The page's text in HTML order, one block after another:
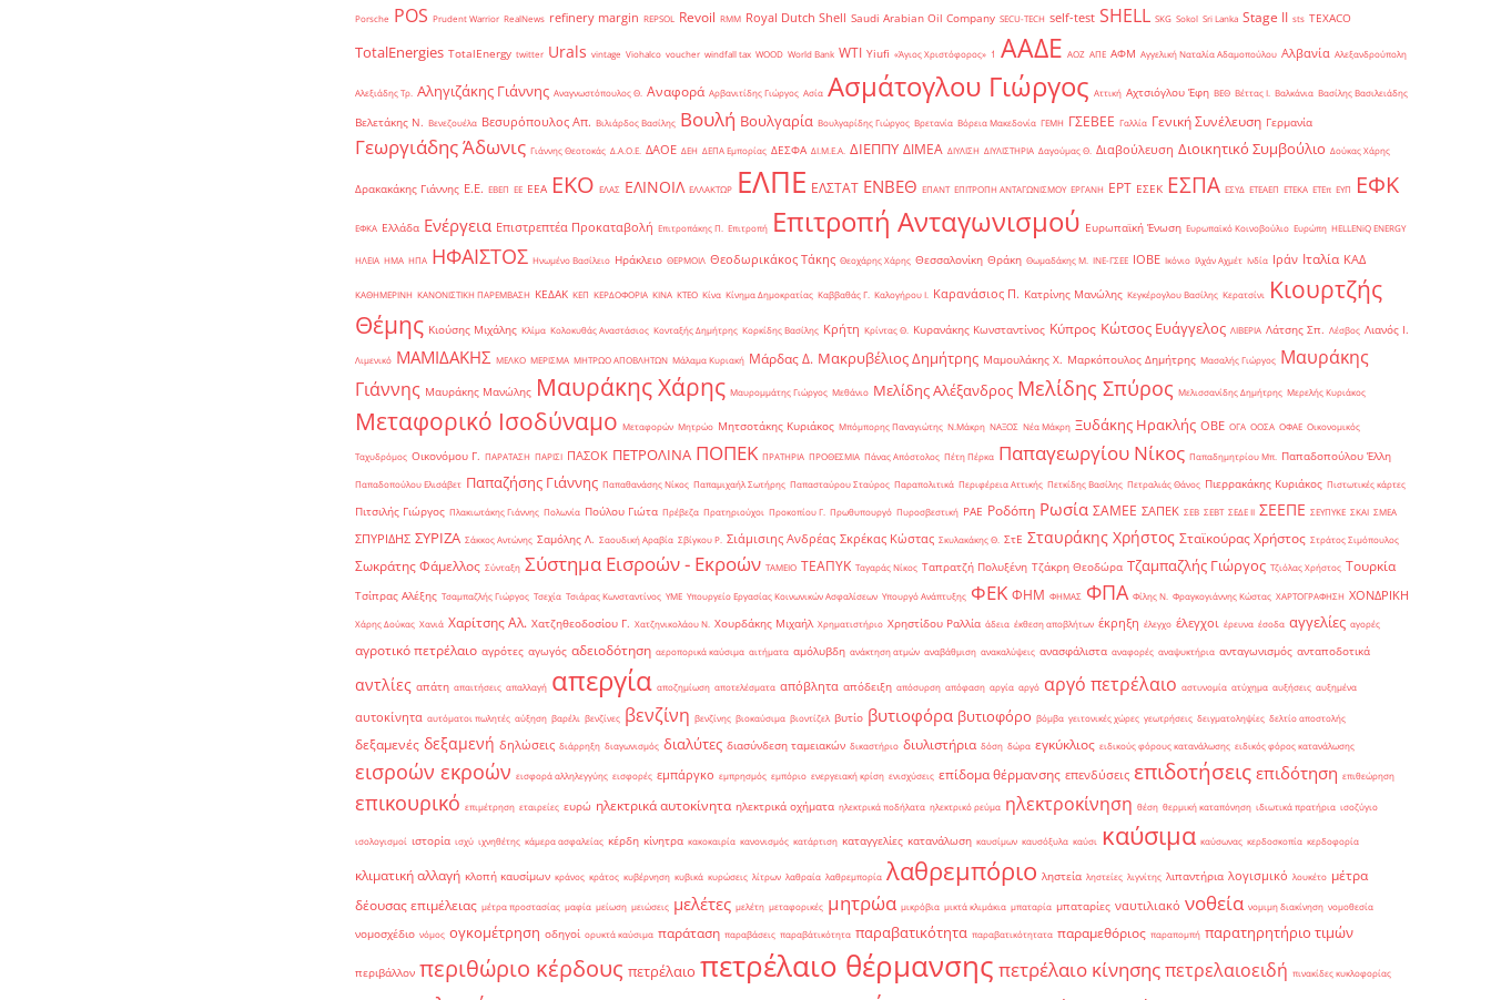
Porsche POS Prudent Warrior RealNews refinery margin REPSOL Revoil RMM Royal Dutch Shell Saudi Arabian Oil Company SECU-TECH self-test SHELL SKG Sokol Sri Lanka Stage II sts TEXACO
TotalEnergies TotalEnergy twitter Urals vintage Viohalco voucher windfall tax WOOD World Bank WTI Yiufi «Άγιος Χριστόφορος» ΄1 ΑΑΔΕ ΑΟΖ ΑΠΕ ΑΦΜ Αγγελική Ναταλία Αδαμοπούλου Αλβανία Αλεξανδρούπολη
Αλεξιάδης Τρ. Αληγιζάκης Γιάννης Αναγνωστόπουλος Θ. Αναφορά Αρβανιτίδης Γιώργος Ασία Ασμάτογλου Γιώργος Αττική Αχτσιόγλου Έφη ΒΕΘ Βέττας Ι. Βαλκάνια Βασίλης Βασιλειάδης
Βελετάκης Ν. Βενεζουέλα Βεσυρόπουλος Απ. Βιλιάρδος Βασίλης Βουλή Βουλγαρία Βουλγαρίδης Γιώργος Βρετανία Βόρεια Μακεδονία ΓΕΜΗ ΓΣΕΒΕΕ Γαλλία Γενική Συνέλευση Γερμανία
Γεωργιάδης Άδωνις Γιάννης Θεοτοκάς Δ.Α.Ο.Ε. ΔΑΟΕ ΔΕΗ ΔΕΠΑ Εμπορίας ΔΕΣΦΑ ΔΙ.Μ.Ε.Α. ΔΙΕΠΠΥ ΔΙΜΕΑ ΔΙΥΛΙΣΗ ΔΙΥΛΙΣΤΗΡΙΑ Δαγούμας Θ. Διαβούλευση Διοικητικό Συμβούλιο Δούκας Χάρης
Δρακακάκης Γιάννης Ε.Ε. ΕΒΕΠ ΕΕ ΕΕΑ ΕΚΟ ΕΛΑΣ ΕΛΙΝΟΙΛ ΕΛΛΑΚΤΩΡ ΕΛΠΕ ΕΛΣΤΑΤ ΕΝΒΕΘ ΕΠΑΝΤ ΕΠΙΤΡΟΠΗ ΑΝΤΑΓΩΝΙΣΜΟΥ ΕΡΓΑΝΗ ΕΡΤ ΕΣΕΚ ΕΣΠΑ ΕΣΥΔ ΕΤΕΑΕΠ ΕΤΕΚΑ ΕΤΕπ ΕΥΠ ΕΦΚ
ΕΦΚΑ Ελλάδα Ενέργεια Επιστρεπτέα Προκαταβολή Επιτροπάκης Π. Επιτροπή Επιτροπή Ανταγωνισμού Ευρωπαϊκή Ένωση Ευρωπαϊκό Κοινοβούλιο Ευρώπη ΗELLENiQ ENERGY
ΗΛΕΙΑ ΗΜΑ ΗΠΑ ΗΦΑΙΣΤΟΣ Ηνωμένο Βασίλειο Ηράκλειο ΘΕΡΜΟΙΛ Θεοδωρικάκος Τάκης Θεοχάρης Χάρης Θεσσαλονίκη Θράκη Θωμαδάκης Μ. ΙΝΕ-ΓΣΕΕ ΙΟΒΕ Ικόνιο Ιλχάν Αχμέτ Ινδία Ιράν Ιταλία ΚΑΔ
ΚΑΘΗΜΕΡΙΝΗ ΚΑΝΟΝΙΣΤΙΚΗ ΠΑΡΕΜΒΑΣΗ ΚΕΔΑΚ ΚΕΠ ΚΕΡΔΟΦΟΡΙΑ ΚΙΝΑ ΚΤΕΟ Κίνα Κίνημα Δημοκρατίας Καββαθάς Γ. Καλογήρου Ι. Καρανάσιος Π. Κατρίνης Μανώλης Κεγκέρογλου Βασίλης Κερατσίνι
Κιουρτζής
Θέμης Κιούσης Μιχάλης Κλίμα Κολοκυθάς Αναστάσιος Κονταξής Δημήτρης Κορκίδης Βασίλης Κρήτη Κρίντας Θ. Κυρανάκης Κωνσταντίνος Κύπρος Κώτσος Ευάγγελος ΛΙΒΕΡΙΑ Λάτσης Σπ. Λέσβος Λιανός Ι.
Λιμενικό ΜΑΜΙΔΑΚΗΣ ΜΕΛΚΟ ΜΕΡΙΣΜΑ ΜΗΤΡΩΟ ΑΠΟΒΛΗΤΩΝ Μάλαμα Κυριακή Μάρδας Δ. Μακρυβέλιος Δημήτρης Μαμουλάκης Χ. Μαρκόπουλος Δημήτρης Μασαλής Γιώργος Μαυράκης
Γιάννης Μαυράκης Μανώλης Μαυράκης Χάρης Μαυρομμάτης Γιώργος Μεθάνιο Μελίδης Αλέξανδρος Μελίδης Σπύρος Μελισσανίδης Δημήτρης Μερελής Κυριάκος
Μεταφορικό Ισοδύναμο Μεταφορών Μητρώο Μητσοτάκης Κυριάκος Μπόμπορης Παναγιώτης Ν.Μάκρη ΝΑΞΟΣ Νέα Μάκρη Ξυδάκης Ηρακλής ΟΒΕ ΟΓΑ ΟΟΣΑ ΟΦΑΕ Οικονομικός
Ταχυδρόμος Οικονόμου Γ. ΠΑΡΑΤΑΣΗ ΠΑΡΙΣΙ ΠΑΣΟΚ ΠΕΤΡΟΛΙΝΑ ΠΟΠΕΚ ΠΡΑΤΗΡΙΑ ΠΡΟΘΕΣΜΙΑ Πάνας Απόστολος Πέτη Πέρκα Παπαγεωργίου Νίκος Παπαδημητρίου Μπ. Παπαδοπούλου Έλλη
Παπαδοπούλου Ελισάβετ Παπαζήσης Γιάννης Παπαθανάσης Νίκος Παπαμιχαήλ Σωτήρης Παπασταύρου Σταύρος Παραπολιτικά Περιφέρεια Αττικής Πετκίδης Βασίλης Πετραλιάς Θάνος Πιερρακάκης Κυριάκος Πιστωτικές κάρτες
Πιτσιλής Γιώργος Πλακιωτάκης Γιάννης Πολωνία Πούλου Γιώτα Πρέβεζα Πρατηριούχοι Προκοπίου Γ. Πρωθυπουργό Πυροσβεστική ΡΑΕ Ροδόπη Ρωσία ΣΑΜΕΕ ΣΑΠΕΚ ΣΕΒ ΣΕΒΤ ΣΕΔΕ ΙΙ ΣΕΕΠΕ ΣΕΥΠΥΚΕ ΣΚΑΙ ΣΜΕΑ
ΣΠΥΡΙΔΗΣ ΣΥΡΙΖΑ Σάκκος Αντώνης Σαμόλης Λ. Σαουδική Αραβία Σβίγκου Ρ. Σιάμισιης Ανδρέας Σκρέκας Κώστας Σκυλακάκης Θ. ΣτΕ Σταυράκης Χρήστος Σταϊκούρας Χρήστος Στράτος Σιμόπουλος
Σωκράτης Φάμελλος Σύνταξη Σύστημα Εισροών - Εκροών ΤΑΜΕΙΟ ΤΕΑΠΥΚ Ταγαράς Νίκος Ταπρατζή Πολυξένη Τζάκρη Θεοδώρα Τζαμπαζλής Γιώργος Τζιόλας Χρήστος Τουρκία
Τσίπρας Αλέξης Τσαμπαζλής Γιώργος Τσεχία Τσιάρας Κωνσταντίνος ΥΜΕ Υπουργείο Εργασίας Κοινωνικών Ασφαλίσεων Υπουργό Ανάπτυξης ΦΕΚ ΦΗΜ ΦΗΜΑΣ ΦΠΑ Φίλης Ν. Φραγκογιάννης Κώστας ΧΑΡΤΟΓΡΑΦΗΣΗ ΧΟΝΔΡΙΚΗ
Χάρης Δούκας Χανιά Χαρίτσης Αλ. Χατζηθεοδοσίου Γ. Χατζηνικολάου Ν. Χουρδάκης Μιχαήλ Χρηματιστήριο Χρηστίδου Ραλλία άδεια έκθεση αποβλήτων έκρηξη έλεγχο έλεγχοι έρευνα έσοδα αγγελίες αγορές
αγροτικό πετρέλαιο αγρότες αγωγός αδειοδότηση αεροπορικά καύσιμα αιτήματα αμόλυβδη ανάκτηση ατμών αναβάθμιση ανακαλύψεις ανασφάλιστα αναφορές αναψυκτήρια ανταγωνισμός ανταποδοτικά
αντλίες απάτη απαιτήσεις απαλλαγή απεργία αποζημίωση αποτελέσματα απόβλητα απόδειξη απόσυρση απόφαση αργία αργό αργό πετρέλαιο αστυνομία ατύχημα αυξήσεις αυξημένα
αυτοκίνητα αυτόματοι πωλητές αύξηση βαρέλι βενζίνες βενζίνη βενζίνης βιοκαύσιμα βιοντίζελ βυτίο βυτιοφόρα βυτιοφόρο βόμβα γειτονικές χώρες γεωτρήσεις δειγματοληψίες δελτίο αποστολής
δεξαμενές δεξαμενή δηλώσεις διάρρηξη διαγωνισμός διαλύτες διασύνδεση ταμειακών δικαστήριο διυλιστήρια δόση δώρα εγκύκλιος ειδικούς φόρους κατανάλωσης ειδικός φόρος κατανάλωσης
εισροών εκροών εισφορά αλληλεγγύης εισφορές εμπάργκο εμπρησμός εμπόριο ενεργειακή κρίση ενισχύσεις επίδομα θέρμανσης επενδύσεις επιδοτήσεις επιδότηση επιθεώρηση
επικουρικό επιμέτρηση εταιρείες ευρώ ηλεκτρικά αυτοκίνητα ηλεκτρικά οχήματα ηλεκτρικά ποδήλατα ηλεκτρικό ρεύμα ηλεκτροκίνηση θέση θερμική καταπόνηση ιδιωτικά πρατήρια ισοζύγιο
ισολογισμοί ιστορία ισχύ ιχνηθέτης κάμερα ασφαλείας κέρδη κίνητρα κακοκαιρία κανονισμός κατάρτιση καταγγελίες κατανάλωση καυσίμων καυσόξυλα καύσι καύσιμα καύσωνας κερδοσκοπία κερδοφορία
κλιματική αλλαγή κλοπή καυσίμων κράνος κράτος κυβέρνηση κυβικά κυρώσεις λίτρων λαθραία λαθρεμπορία λαθρεμπόριο ληστεία ληστείες λιγνίτης λιπαντήρια λογισμικό λουκέτο μέτρα
δέουσας επιμέλειας μέτρα προστασίας μαφία μείωση μειώσεις μελέτες μελέτη μεταφορικές μητρώα μικρόβια μικτά κλιμάκια μπαταρία μπαταρίες ναυτιλιακό νοθεία νομιμη διακίνηση νομοθεσία
νομοσχέδιο νόμος ογκομέτρηση οδηγοί ορυκτά καύσιμα παράταση παραβάσεις παραβάτικότητα παραβατικότητα παραβατικότητατα παραμεθόριος παραπομπή παρατηρητήριο τιμών
περιβάλλον περιθώριο κέρδους πετρέλαιο πετρέλαιο θέρμανσης πετρέλαιο κίνησηςπετρελαιοειδή πινακίδες κυκλοφορίας